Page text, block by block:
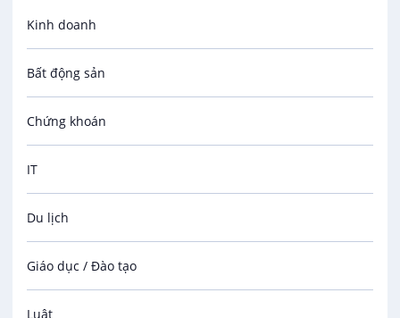
Kinh doanh
Bất động sản
Chứng khoán
IT
Du lịch
Giáo dục / Đào tạo
Luật